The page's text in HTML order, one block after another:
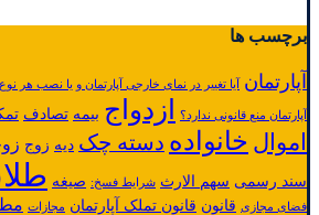
برچسب ها
آپارتمان آیا تغییر در نمای خارجی آپارتمان و یا نصب هر
آپارتمان منع قانونی ندارد؟ ازدواج بیمه تصادف
اموال خانواده دسته چک دیه زوج
سند رسمی سهم الارث شرایط فسخ: صیغه
فضای مجازی قانون قانون تملک آپارتمان مجازات